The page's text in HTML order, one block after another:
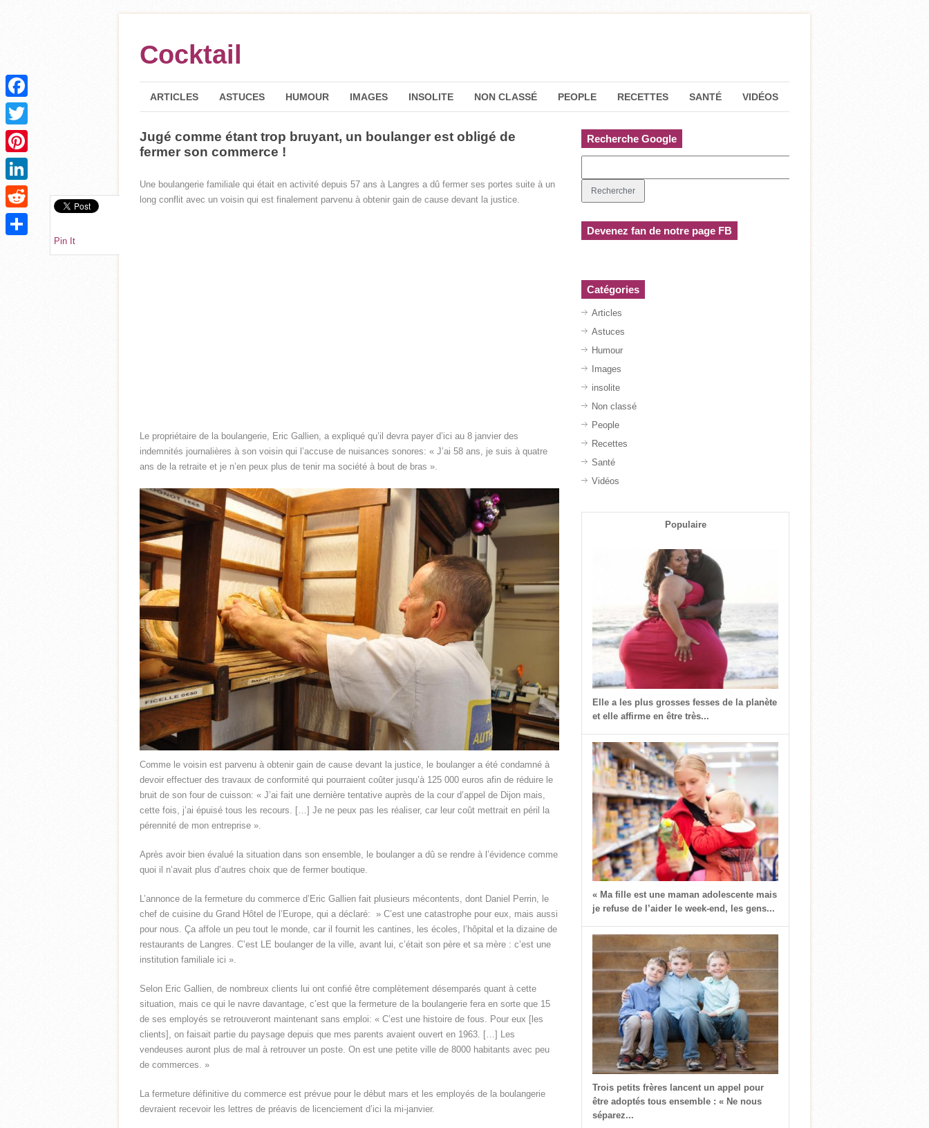
Cocktail
ARTICLES ASTUCES HUMOUR IMAGES INSOLITE NON CLASSÉ PEOPLE RECETTES SANTÉ VIDÉOS
Jugé comme étant trop bruyant, un boulanger est obligé de
fermer son commerce !
Une boulangerie familiale qui était en activité depuis 57 ans à Langres a dû fermer ses portes suite à un
long conflit avec un voisin qui est finalement parvenu à obtenir gain de cause devant la justice.
Le propriétaire de la boulangerie, Eric Gallien, a expliqué qu’il devra payer d’ici au 8 janvier des
indemnités journalières à son voisin qui l’accuse de nuisances sonores: « J’ai 58 ans, je suis à quatre
ans de la retraite et je n’en peux plus de tenir ma société à bout de bras ».
Comme le voisin est parvenu à obtenir gain de cause devant la justice, le boulanger a été condamné à
devoir effectuer des travaux de conformité qui pourraient coûter jusqu’à 125 000 euros afin de réduire le
bruit de son four de cuisson: « J’ai fait une dernière tentative auprès de la cour d’appel de Dijon mais,
cette fois, j’ai épuisé tous les recours. […] Je ne peux pas les réaliser, car leur coût mettrait en péril la
pérennité de mon entreprise ».
Après avoir bien évalué la situation dans son ensemble, le boulanger a dû se rendre à l’évidence comme
quoi il n’avait plus d’autres choix que de fermer boutique.
L’annonce de la fermeture du commerce d’Eric Gallien fait plusieurs mécontents, dont Daniel Perrin, le
chef de cuisine du Grand Hôtel de l’Europe, qui a déclaré: » C’est une catastrophe pour eux, mais aussi
pour nous. Ça affole un peu tout le monde, car il fournit les cantines, les écoles, l’hôpital et la dizaine de
restaurants de Langres. C’est LE boulanger de la ville, avant lui, c’était son père et sa mère : c’est une
institution familiale ici ».
Selon Eric Gallien, de nombreux clients lui ont confié être complètement désemparés quant à cette
situation, mais ce qui le navre davantage, c’est que la fermeture de la boulangerie fera en sorte que 15
de ses employés se retrouveront maintenant sans emploi: « C’est une histoire de fous. Pour eux [les
clients], on faisait partie du paysage depuis que mes parents avaient ouvert en 1963. […] Les
vendeuses auront plus de mal à retrouver un poste. On est une petite ville de 8000 habitants avec peu
de commerces. »
La fermeture définitive du commerce est prévue pour le début mars et les employés de la boulangerie
devraient recevoir les lettres de préavis de licenciement d’ici la mi-janvier.
Pin It
Recherche Google
Devenez fan de notre page FB
Catégories
Articles
Astuces
Humour
Images
insolite
Non classé
People
Recettes
Santé
Vidéos
Populaire
Elle a les plus grosses fesses de la planète
et elle affirme en être très...
« Ma fille est une maman adolescente mais
je refuse de l’aider le week-end, les gens...
Trois petits frères lancent un appel pour
être adoptés tous ensemble : « Ne nous
séparez...
Facebook
Twitter
Pinterest
LinkedIn
Reddit